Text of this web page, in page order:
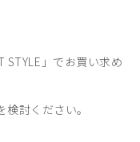
STYLE」でお買い求め
討ください。